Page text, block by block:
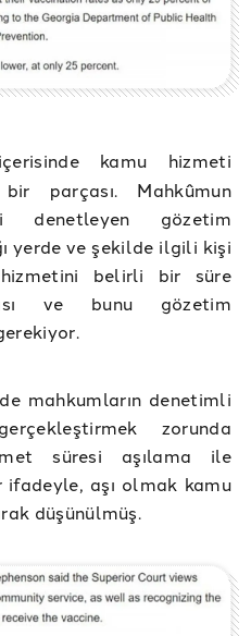
kamu hizmeti
parçası. Mahkûmun
denetleyen gözetim
yerde ve şekilde ilgili kişi
belirli bir süre
ve bunu gözetim
mahkumların denetimli
zorunda
süresi aşılama ile
aşı olmak kamu
düşünülmüş.